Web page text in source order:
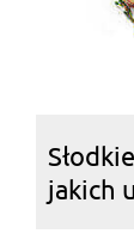
jakich